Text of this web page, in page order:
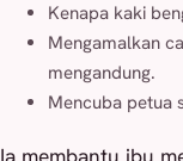
Kenapa kaki
Mengamalkan
mengandung.
Mencuba petua